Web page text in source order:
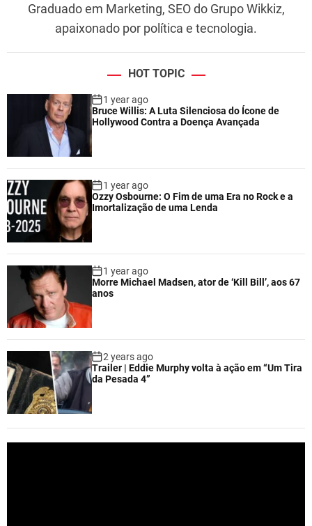
Graduado em Marketing, SEO do Grupo Wikkiz,
apaixonado por política e tecnologia.
HOT TOPIC
1 year ago
Bruce Willis: A Luta Silenciosa do Ícone de
Hollywood Contra a Doença Avançada
1 year ago
Ozzy Osbourne: O Fim de uma Era no Rock e a
Imortalização de uma Lenda
1 year ago
Morre Michael Madsen, ator de ‘Kill Bill’, aos 67
anos
2 years ago
Trailer | Eddie Murphy volta à ação em “Um Tira
da Pesada 4”